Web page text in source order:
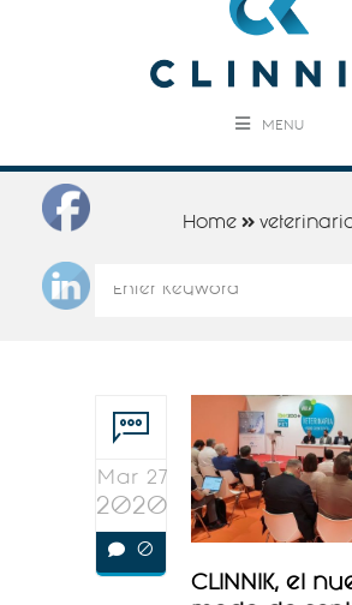
MENU
Home
Mar 27
2020
0
CLINNIK, el